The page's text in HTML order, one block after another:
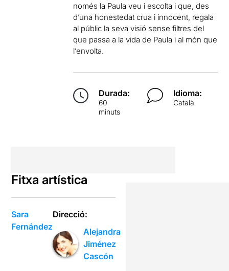
només la Paula veu i escolta i que, des
d’una honestedat crua i innocent, regala
al públic la seva visió sense filtres del
que passa a la vida de Paula i al món que
l’envolta.
Durada:
60
minuts
Idioma:
Català
Fitxa artística
Sara
Fernández
Direcció:
Alejandra
Jiménez
Cascón